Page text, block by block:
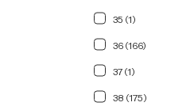
35 (1)
36 (166)
37 (1)
38 (175)